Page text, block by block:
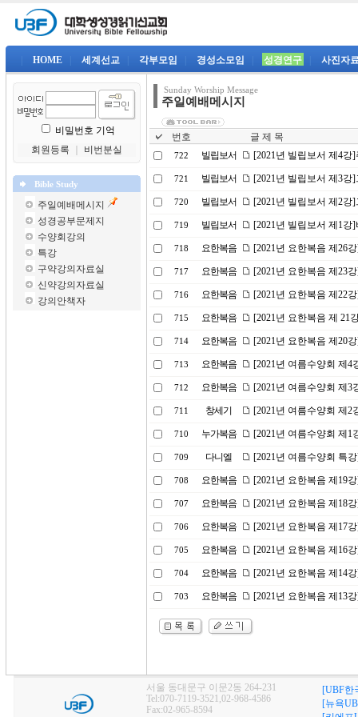
HOME 세계선교 각부모임 경성소모임 성경연구 사진자
비밀번호 기억
회원등록
비번분실
Bible Study
주일예배메시지
성경공부문제지
수양회강의
특강
구약강의자료실
신약강의자료실
강의안책자
Sunday Worship Message
주일예배메시지
번호 글 제 목
722 빌립보서 [2021년 빌립보서 제4강
721 빌립보서 [2021년 빌립보서 제3강
720 빌립보서 [2021년 빌립보서 제2
719 빌립보서 [2021년 빌립보서 제1
718 요한복음 [2021년 요한복음 제26
717 요한복음 [2021년 요한복음 제23
716 요한복음 [2021년 요한복음 제22
715 요한복음 [2021년 요한복음 제 21
714 요한복음 [2021년 요한복음 제20
713 요한복음 [2021년 여름수양회 제
712 요한복음 [2021년 여름수양회 제3
711 창세기 [2021년 여름수양회 제
710 누가복음 [2021년 여름수양회 제
709 다니엘 [2021년 여름수양회 특
708 요한복음 [2021년 요한복음 제19
707 요한복음 [2021년 요한복음 제18
706 요한복음 [2021년 요한복음 제17
705 요한복음 [2021년 요한복음 제16
704 요한복음 [2021년 요한복음 제14
703 요한복음 [2021년 요한복음 제13
서울 동대문구 이문2동 264-231
Tel:070-7119-3521,02-968-4586
Fax:02-965-8594
[UBF한
[뉴욕